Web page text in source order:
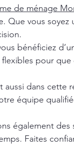
de ménage
Que vous
bénéficiez
pour
aussi dans
équipe
également des
Faites